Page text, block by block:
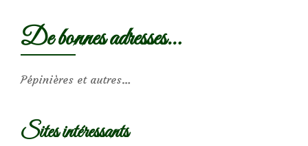
De bonnes adresses…
Pépinières et autres…
Sites intéressants